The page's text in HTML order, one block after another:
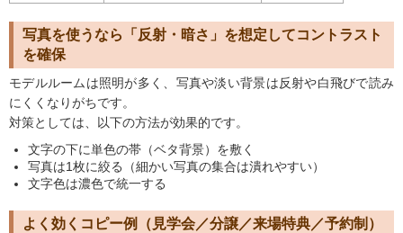
写真を使うなら「反射・暗さ」を想定してコントラスト
を確保
モデルルームは照明が多く、写真や淡い背景は反射や白飛びで読み
にくくなりがちです。
対策としては、以下の方法が効果的です。
文字の下に単色の帯（ベタ背景） を敷く
写真は1枚に絞る（細かい写真の集合は潰れやすい）
文字色は濃色で統一する
よく効くコピー例（見学会／分譲／来場特典／予約制）